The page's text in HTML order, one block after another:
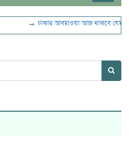
→ ঢাকার আবহাওয়া আজ থাকবে যেমন